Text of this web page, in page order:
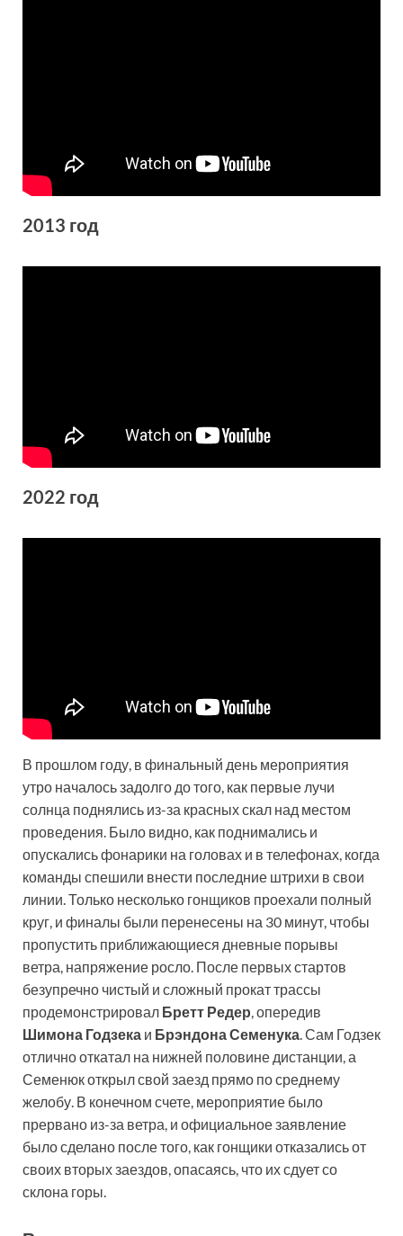
2013 год
2022 год
В прошлом году, в финальный день мероприятия
утро началось задолго до того, как первые лучи
солнца поднялись из-за красных скал над местом
проведения. Было видно, как поднимались и
опускались фонарики на головах и в телефонах, когда
команды спешили внести последние штрихи в свои
линии. Только несколько гонщиков проехали полный
круг, и финалы были перенесены на 30 минут, чтобы
пропустить приближающиеся дневные порывы
ветра, напряжение росло. После первых стартов
безупречно чистый и сложный прокат трассы
продемонстрировал Бретт Редер, опередив
Шимона Годзека и Брэндона Семенука. Сам Годзек
отлично откатал на нижней половине дистанции, а
Семенюк открыл свой заезд прямо по среднему
желобу. В конечном счете, мероприятие было
прервано из-за ветра, и официальное заявление
было сделано после того, как гонщики отказались от
своих вторых заездов, опасаясь, что их сдует со
склона горы.